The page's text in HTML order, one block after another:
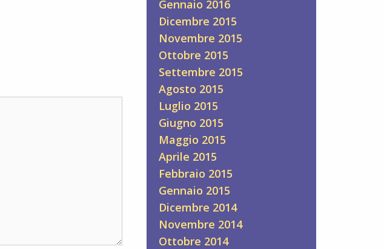
Gennaio 2016
Dicembre 2015
Novembre 2015
Ottobre 2015
Settembre 2015
Agosto 2015
Luglio 2015
Giugno 2015
Maggio 2015
Aprile 2015
Febbraio 2015
Gennaio 2015
Dicembre 2014
Novembre 2014
Ottobre 2014